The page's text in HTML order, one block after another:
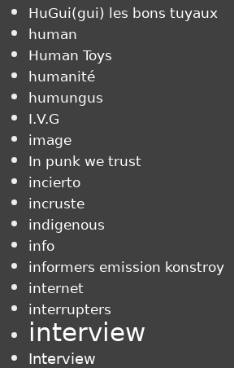
HuGui(gui) les bons tuyaux
human
Human Toys
humanité
humungus
I.V.G
image
In punk we trust
incierto
incruste
indigenous
info
informers emission konstroy
internet
interrupters
interview
Interview